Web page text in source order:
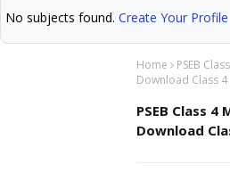
No subjects found. Create Your Profile
Home PSEB
Download Class
PSEB Class
Download